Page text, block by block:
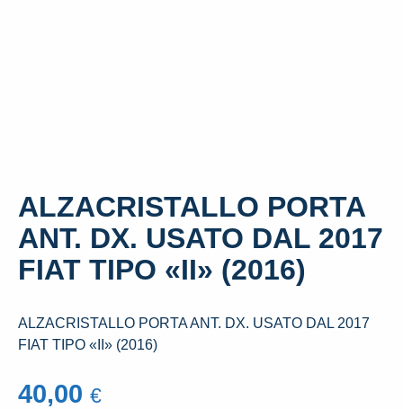
ALZACRISTALLO PORTA
ANT. DX. USATO DAL 2017
FIAT TIPO «II» (2016)
ALZACRISTALLO PORTA ANT. DX. USATO DAL 2017
FIAT TIPO «II» (2016)
40,00 €